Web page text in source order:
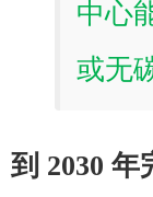
中心
或无
到 2030 年